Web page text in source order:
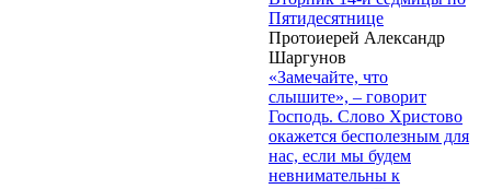
Пятидесятнице
Протоиерей Александр
Шаргунов
«Замечайте, что
слышите», – говорит
Господь. Слово Христово
окажется бесполезным для
нас, если мы будем
невнимательны к